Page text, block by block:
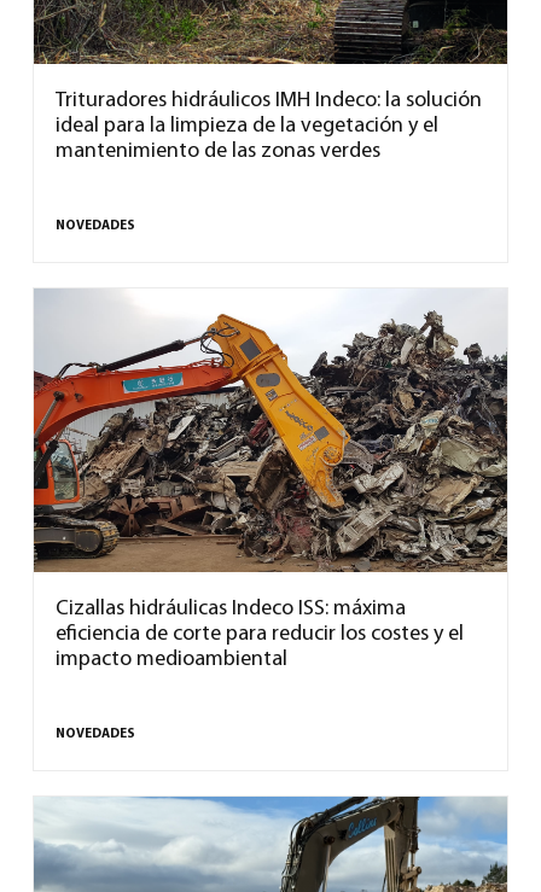
Trituradores hidráulicos IMH Indeco: la solución
ideal para la limpieza de la vegetación y el
mantenimiento de las zonas verdes
NOVEDADES
Cizallas hidráulicas Indeco ISS: máxima
eficiencia de corte para reducir los costes y el
impacto medioambiental
NOVEDADES